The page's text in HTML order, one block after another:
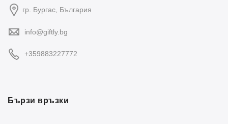
гр. Бургас, България
info@giftly.bg
+359883227772
Бързи връзки